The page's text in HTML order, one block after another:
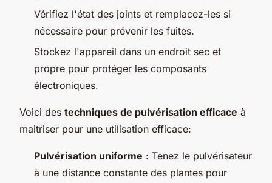
Vérifiez l'état des joints et remplacez-les si
nécessaire pour prévenir les fuites.
Stockez l'appareil dans un endroit sec et
propre pour protéger les composants
électroniques.
Voici des techniques de pulvérisation efficace à
maitriser pour une utilisation efficace:
Pulvérisation uniforme : Tenez le pulvérisateur
à une distance constante des plantes pour